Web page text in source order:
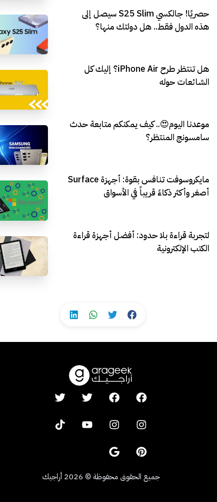
حصريًا! جالكسي S25 Slim سيصل إلى
هذه الدول فقط.. هل دولتك منها؟
هل تنتظر طرح iPhone Air؟ إليك كل
الشائعات حوله
موعدنا اليوم😍.. كيف يمكنكم متابعة حدث
سامسونج المنتظر؟
مايكروسوفت تنافس بقوة: أجهزة Surface
أصغر وأكثر ذكاءً قريباً في الأسواق
لتجربة قراءة بلا حدود: أفضل أجهزة قراءة
الكتب الإلكترونية
جميع الحقوق محفوظة ©
2026 أراجيك